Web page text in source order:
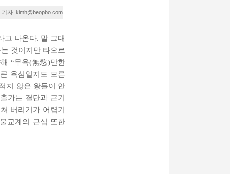
기자 kimh@beopbo.com
고 나온다. 말 그대
것이지만 타오르
“무욕(無慾)만한
욕심일지도 모른
지 않은 왕들이 안
가는 결단과 근기
버리기가 어렵기
교계의 근심 또한